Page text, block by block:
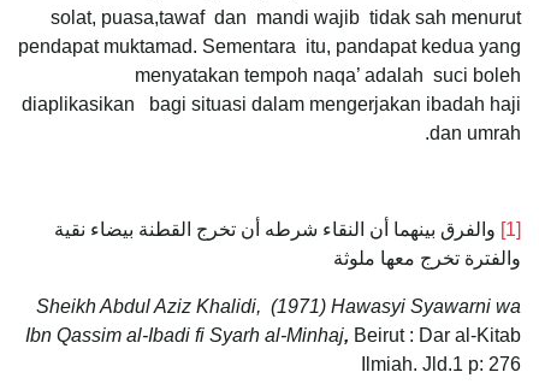
solat, puasa,tawaf dan mandi wajib tidak sah menurut
pendapat muktamad. Sementara itu, pandapat kedua yang
menyatakan tempoh naqa’ adalah suci boleh
diaplikasikan bagi situasi dalam mengerjakan ibadah haji
dan umrah.
[1]
والفرق بينهما أن النقاء شرطه أن تخرج القطنة بيضاء نقية
والفترة تخرج معها ملوثة
Sheikh Abdul Aziz Khalidi, (1971) Hawasyi Syawarni wa
Ibn Qassim al-Ibadi fi Syarh al-Minhaj, Beirut : Dar al-Kitab
Ilmiah. Jld.1 p: 276